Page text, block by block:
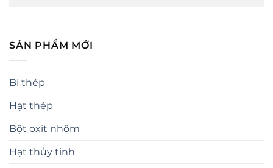
SẢN PHẨM MỚI
Bi thép
Hạt thép
Bột oxit nhôm
Hạt thủy tinh